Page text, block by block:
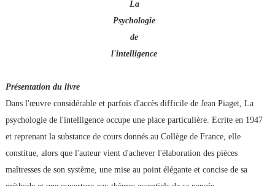
La
Psychologie
de
l'intelligence
Présentation du livre
Dans l'œuvre considérable et parfois d'accès difficile de Jean Piaget, La
psychologie de l'intelligence occupe une place particulière. Ecrite en 1947
et reprenant la substance de cours donnés au Collège de France, elle
constitue, alors que l'auteur vient d'achever l'élaboration des pièces
maîtresses de son système, une mise au point élégante et concise de sa